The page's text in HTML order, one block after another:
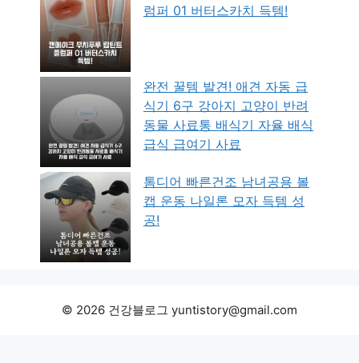
럼퍼 01 버터스카치 득템!
완전 꿀템 발견! 애견 자동 급
식기 6구 강아지 고양이 반려
동물 사료통 배식기 자율 배식
급식 급여기 사료
톰디어 빠른건조 남녀공용 볼
캡 운동 나일론 모자 득템 성
공!
© 2026 건강블로그 yuntistory@gmail.com